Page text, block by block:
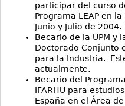
participar del curso
Programa LEAP en
Junio y Julio de
Becario de la UPM y
Doctorado Conjunto
para la Industria.
actualmente.
Becario del
IFARHU para
España en el Área